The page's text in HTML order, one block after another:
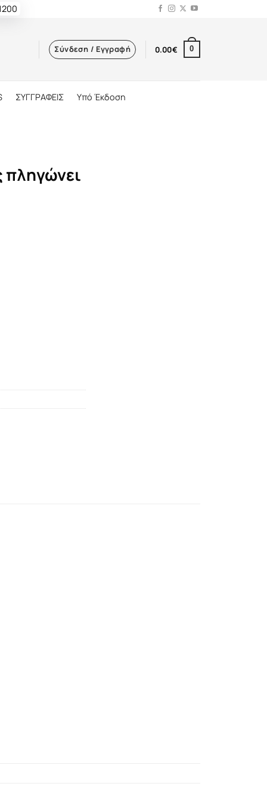
Σύνδεση / Εγγραφή 0.00€ 0
ΣΥΓΓΡΑΦΕΙΣ Υπό Έκδοση
πληγώνει